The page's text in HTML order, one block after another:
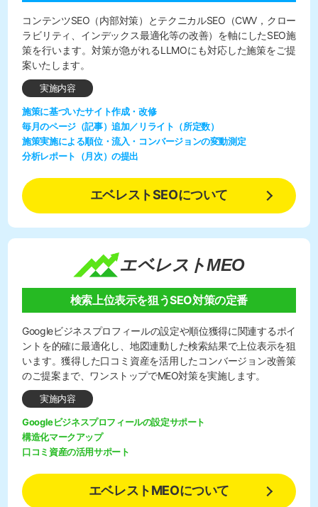
コンテンツSEO（内部対策）とテクニカルSEO（CWV，クロー
ラビリティ、インデックス最適化等の改善）を軸にしたSEO施
策を行います。対策が急がれるLLMOにも対応した施策をご提
案いたします。
実施内容
施策に基づいたサイト作成・改修
毎月のページ（記事）追加／リライト（所定数）
施策実施による順位・流入・コンバージョンの変動測定
分析レポート（月次）の提出
エベレストSEOについて
エベレストMEO
検索上位表示を狙うSEO対策の定番
Googleビジネスプロフィールの設定や順位獲得に関連するポイ
ントを的確に最適化し、地図連動した検索結果で上位表示を狙
います。獲得した口コミ資産を活用したコンバージョン改善策
のご提案まで、ワンストップでMEO対策を実施します。
実施内容
Googleビジネスプロフィールの設定サポート
構造化マークアップ
口コミ資産の活用サポート
エベレストMEOについて